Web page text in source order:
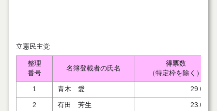
立憲民主党
整理
番号
名簿登載者の氏名
得票数
（特定枠を除く）
1 青木 愛 29.000
2 有田 芳生 23.000